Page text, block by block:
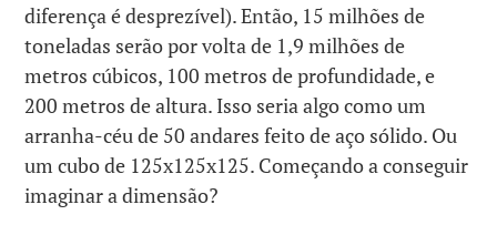
diferença é desprezível). Então, 15 milhões de
toneladas serão por volta de 1,9 milhões de
metros cúbicos, 100 metros de profundidade, e
200 metros de altura. Isso seria algo como um
arranha-céu de 50 andares feito de aço sólido. Ou
um cubo de 125x125x125. Começando a conseguir
imaginar a dimensão?